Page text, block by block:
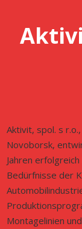
Aktivit, spol. s
Novoborsk,
Jahren
Bedürfnisse der
Montagelinien